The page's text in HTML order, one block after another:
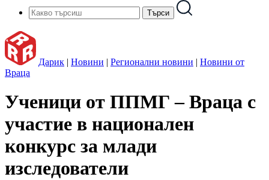
Дарик | Новини | Регионални новини | Новини от
Враца
Ученици от ППМГ – Враца с
участие в национален
конкурс за млади
изследователи